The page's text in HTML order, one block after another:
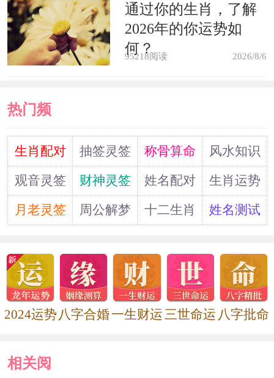
人应心如明镜，保持正直生活之意。
送镜子的含义其实是因人而异的，
的。会觉得你送镜子给他，是希望她看
清楚自己想要什么。而且在好朋友迷惘
的时候，你送他镜子也可以证明你了解
她，因为照镜子的时候镜子里是另一个
自己啊。又有谁比自己更了解自己呢。
是觉得他没有自知之明，要照照镜子看
看自己，嫌他难看或不自量力。相信很
多人也听说过许多有关于镜子的奇怪故
会让环境更恐怖，也有许多的电视电影
通过你的生肖，了解
2026年的你运势如
何？
95218阅读 2026/8/6
热门频
道生肖配对 抽签灵签 称骨算命
风水知识
观音灵签
财神灵签 姓名配对
生肖运势
月老灵签
周公解梦 十二生肖 姓名测试
2024运势 八字合婚一生财运三世命运 八字批命
相关阅